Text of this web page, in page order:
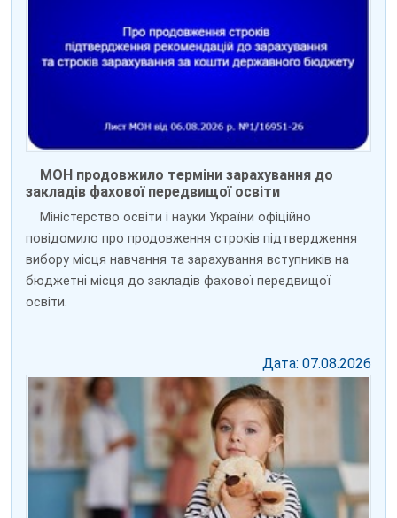
МОН продовжило терміни зарахування до
закладів фахової передвищої освіти
Міністерство освіти і науки України офіційно
повідомило про продовження строків підтвердження
вибору місця навчання та зарахування вступників на
бюджетні місця до закладів фахової передвищої
освіти.
Дата: 07.08.2026